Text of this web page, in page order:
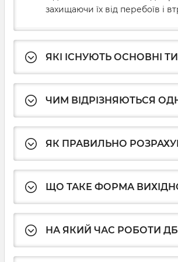
захищаючи їх від перебоїв і
ЯКІ ІСНУЮТЬ ОСНОВНІ
ЧИМ ВІДРІЗНЯЮТЬСЯ
ЯК ПРАВИЛЬНО
ЩО ТАКЕ ФОРМА
НА ЯКИЙ ЧАС РОБОТИ